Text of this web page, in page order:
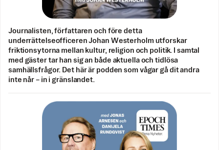
Journalisten, författaren och före detta
underrättelseofficeren Johan Westerholm utforskar
friktionsytorna mellan kultur, religion och politik. I samtal
med gäster tar han sig an både aktuella och tidlösa
samhällsfrågor. Det här är podden som vågar gå dit andra
inte når – in i gränslandet.